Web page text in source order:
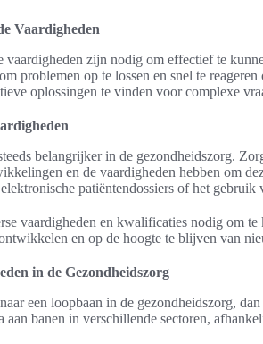
Vaardigheden
vaardigheden zijn nodig om effectief te
problemen op te lossen en snel te
oplossingen te vinden voor complexe
belangrijker in de gezondheidszorg.
en de vaardigheden hebben om
patiëntendossiers of het gebruik
vaardigheden en kwalificaties nodig om
en op de hoogte te blijven van
in de Gezondheidszorg
een loopbaan in de gezondheidszorg,
aan banen in verschillende sectoren,